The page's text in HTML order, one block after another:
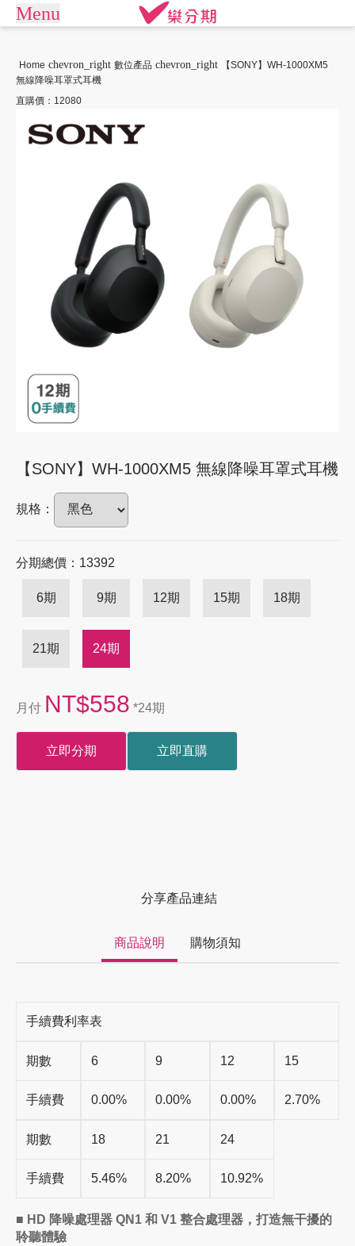
Menu
APPLE專區
商用桌機/筆電
數位產品 生活家電
生活戶外 珠寶飾品
運動休閒 活動專區
客訂專區 機車專區
大型家電 禮券專區
商店街
訂單查詢/繳款
聯絡客服
Home chevron_right 數位產品 chevron_right
【SONY】WH-1000XM5
無線降噪耳罩式耳機
直購價：12080
【SONY】WH-1000XM5 無線降噪耳罩式耳機
規格：
分期總價：13392
6期 9期 12期 15期 18期
21期 24期
月付 NT$558 *24期
立即分期 立即直購
分享產品連結
商品說明 購物須知
手續費利率表
期數
手續費
6
0.00%
9
0.00%
12
0.00%
15
2.70%
期數
手續費
18
5.46%
21
8.20%
24
10.92%
■ HD 降噪處理器 QN1 和 V1 整合處理器，打造無干擾的
聆聽體驗